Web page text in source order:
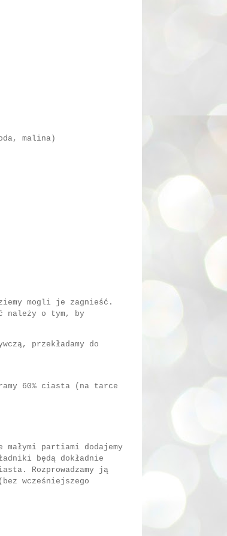
malina)
mogli je zagnieść.
należy o tym, by
przekładamy do
60% ciasta (na tarce
partiami dodajemy
będą dokładnie
Rozprowadzamy ją
wcześniejszego